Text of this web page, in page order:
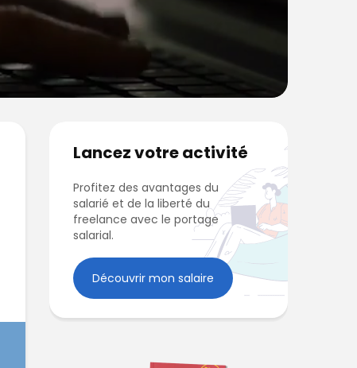
Lancez votre activité
Profitez des avantages du
salarié et de la liberté du
freelance avec le portage
salarial.
Découvrir mon salaire